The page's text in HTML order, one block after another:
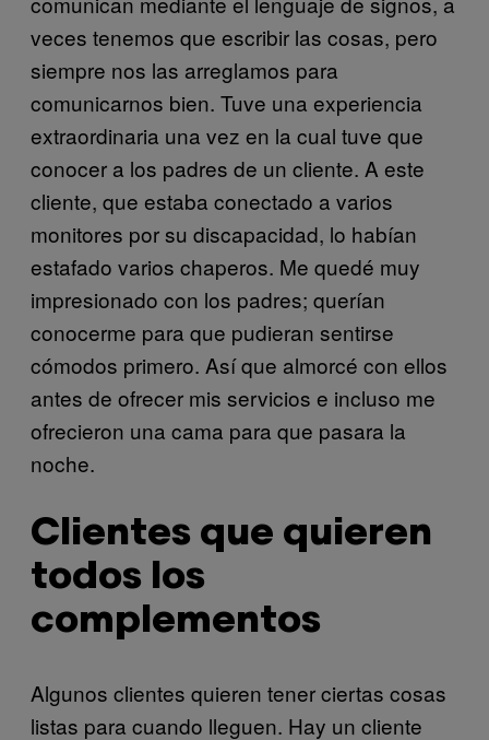
veces tenemos que escribir las cosas, pero
siempre nos las arreglamos para
comunicarnos bien. Tuve una experiencia
extraordinaria una vez en la cual tuve que
conocer a los padres de un cliente. A este
cliente, que estaba conectado a varios
monitores por su discapacidad, lo habían
estafado varios chaperos. Me quedé muy
impresionado con los padres; querían
conocerme para que pudieran sentirse
cómodos primero. Así que almorcé con ellos
antes de ofrecer mis servicios e incluso me
ofrecieron una cama para que pasara la
noche.
Clientes que quieren
todos los
complementos
Algunos clientes quieren tener ciertas cosas
listas para cuando lleguen. Hay un cliente